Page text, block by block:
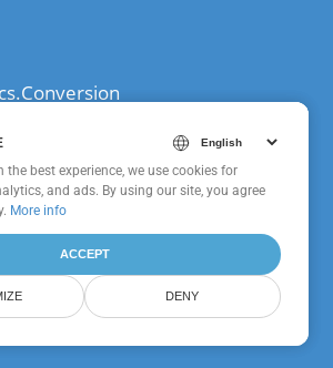
Node.js
the best experience, we use cookies for
and ads. By using our site, you agree
.
ACCEPT
DENY
the best experience, we use cookies for
and ads. By using our site, you agree
More info
ACCEPT
DENY